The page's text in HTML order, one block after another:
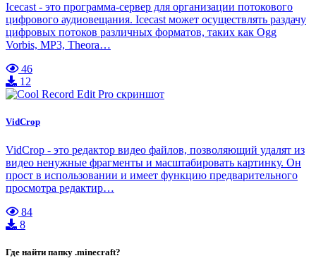
Icecast - это программа-сервер для организации потокового
цифрового аудиовещания. Icecast может осуществлять раздачу
цифровых потоков различных форматов, таких как Ogg
Vorbis, MP3, Theora…
46
12
VidCrop
VidCrop - это редактор видео файлов, позволяющий удалят из
видео ненужные фрагменты и масштабировать картинку. Он
прост в использовании и имеет функцию предварительного
просмотра редактир…
84
8
Где найти папку .minecraft?